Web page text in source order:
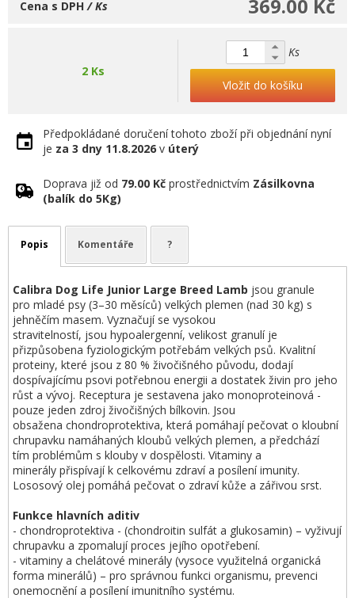
369.00 Kč
Cena s DPH/ Ks
2 Ks
Ks
Vložit do košíku
Předpokládané doručení tohoto zboží při objednání nyní
je za 3 dny 11.8.2026 v úterý
Doprava již od 79.00 Kč prostřednictvím Zásilkovna
(balík do 5Kg)
Popis Komentáře ?
Calibra Dog Life Junior Large Breed Lamb jsou granule
pro mladé psy (3–30 měsíců) velkých plemen (nad 30 kg) s
jehněčím masem. Vyznačují se vysokou
stravitelností, jsou hypoalergenní, velikost granulí je
přizpůsobena fyziologickým potřebám velkých psů. Kvalitní
proteiny, které jsou z 80 % živočišného původu, dodají
dospívajícímu psovi potřebnou energii a dostatek živin pro jeho
růst a vývoj. Receptura je sestavena jako monoproteinová -
pouze jeden zdroj živočišných bílkovin. Jsou
obsažena chondroprotektiva, která pomáhají pečovat o kloubní
chrupavku namáhaných kloubů velkých plemen, a předchází
tím problémům s klouby v dospělosti. Vitaminy a
minerály přispívají k celkovému zdraví a posílení imunity.
Lososový olej pomáhá pečovat o zdraví kůže a zářivou srst.
Funkce hlavních aditiv
- chondroprotektiva - (chondroitin sulfát a glukosamin) – vyživují
chrupavku a zpomalují proces jejího opotřebení.
- vitaminy a chelátové minerály (vysoce využitelná organická
forma minerálů) – pro správnou funkci organismu, prevenci
onemocnění a posílení imunitního systému.